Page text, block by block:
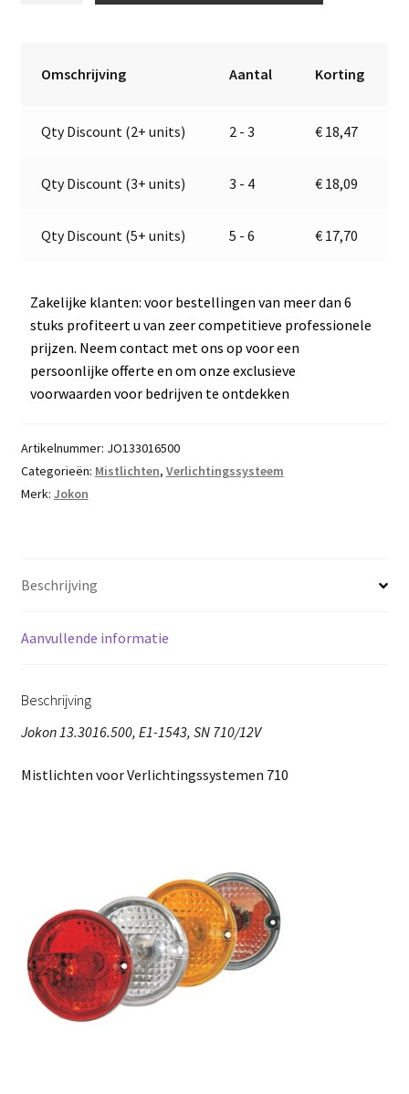
13.3016.500,
1543
t
v
Omschrijving Aantal Korting
Qty Discount (2+ units) 2 - 3 € 18,47
Qty Discount (3+ units) 3 - 4 € 18,09
Qty Discount (5+ units) 5 - 6 € 17,70
Zakelijke klanten: voor bestellingen van meer dan 6
stuks profiteert u van zeer competitieve professionele
prijzen. Neem contact met ons op voor een
persoonlijke offerte en om onze exclusieve
voorwaarden voor bedrijven te ontdekken
Artikelnummer: JO133016500
Categorieën: Mistlichten, Verlichtingssysteem
Merk: Jokon
Beschrijving
Aanvullende informatie
Beschrijving
Jokon 13.3016.500, E1-1543, SN 710/12V
Mistlichten voor Verlichtingssystemen 710